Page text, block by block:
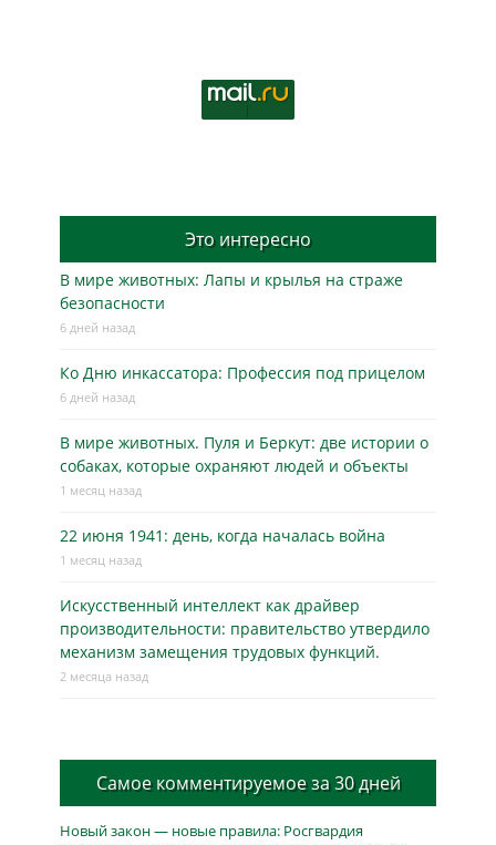
Это интересно
В мире животных: Лапы и крылья на страже
безопасности
6 дней назад
Ко Дню инкассатора: Профессия под прицелом
6 дней назад
В мире животных. Пуля и Беркут: две истории о
собаках, которые охраняют людей и объекты
1 месяц назад
22 июня 1941: день, когда началась война
1 месяц назад
Искусственный интеллект как драйвер
производительности: правительство утвердило
механизм замещения трудовых функций.
2 месяца назад
Самое комментируемое за 30 дней
Новый закон — новые правила: Росгвардия